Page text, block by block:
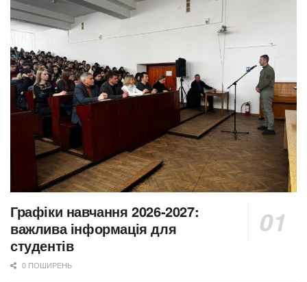
Графіки навчання 2026-2027:
важлива інформація для
студентів
0 ПОШИРЕНЬ